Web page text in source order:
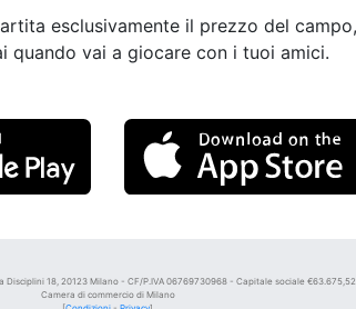
esclusivamente il prezzo del campo,
quando vai a giocare con i tuoi amici.
18, 20123 Milano - CF/P.IVA 06769730968 - Capitale sociale €63.675,52
Camera di commercio di Milano